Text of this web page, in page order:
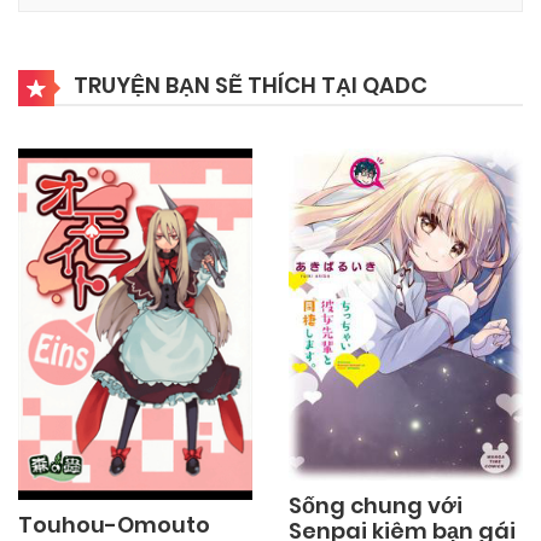
Chapter 12 17/10/2024
Chapter 11 17/10/2024
Chapter 10 17/10/2024
Chapter 9.5 17/10/2024
TRUYỆN BẠN SẼ THÍCH TẠI QADC
Touhou-Omouto
Sống chung với
Senpai kiêm bạn gái